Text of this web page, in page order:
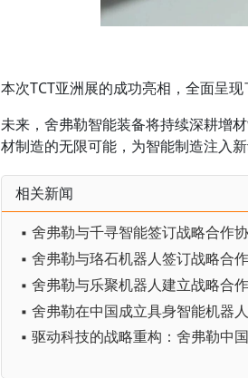
本次TCT亚洲展的成功亮相，全面呈
未来，舍弗勒智能装备将持续深耕增
材制造的无限可能，为智能制造注入新
相关新闻
▪ 舍弗勒与珞石机器人签订战略合
▪ 舍弗勒与乐聚机器人建立战略合
▪ 舍弗勒在中国成立具身智能机器